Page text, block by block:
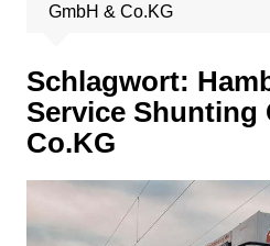
GmbH & Co.KG
Schlagwort:
Service Shunting
Co.KG